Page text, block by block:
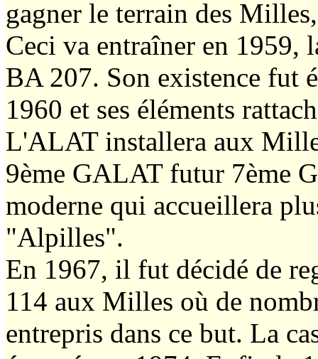
gagner le terrain des
Ceci va entraîner en 1959,
BA 207. Son existence fut
1960 et ses éléments
L'ALAT installera aux
9ème GALAT futur 7ème
moderne qui accueillera
"Alpilles".
En 1967, il fut décidé de
114 aux Milles où de
entrepris dans ce but. La